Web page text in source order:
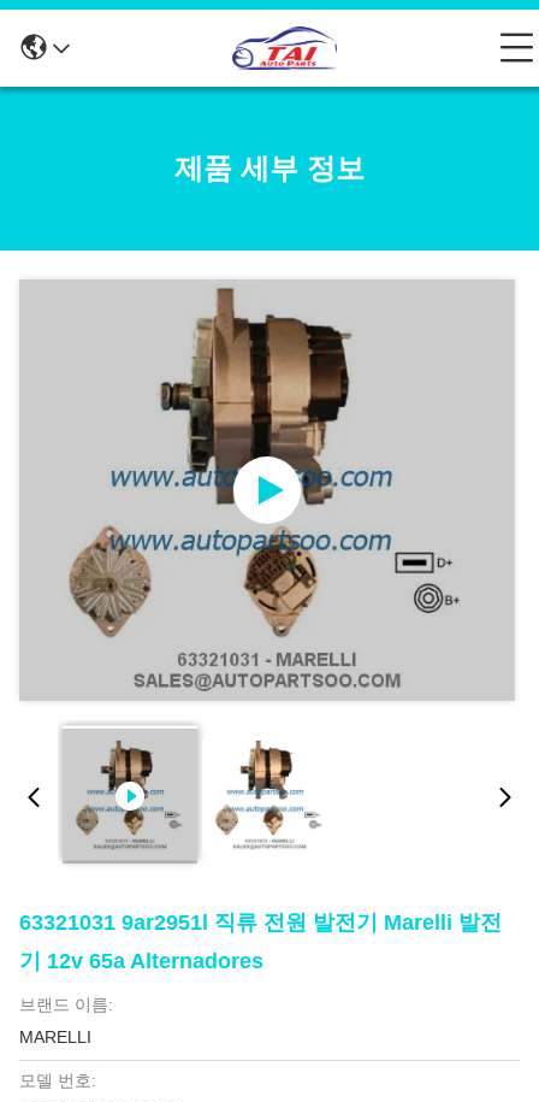
제품 세부 정보
63321031 9ar2951l 직류 전원 발전기 Marelli 발전
기 12v 65a Alternadores
브랜드 이름:
MARELLI
모델 번호: